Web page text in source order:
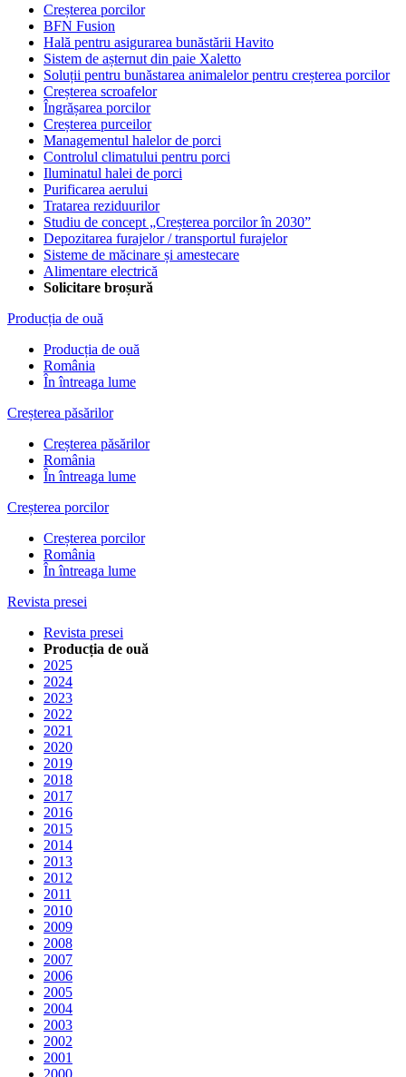
Creșterea porcilor
BFN Fusion
Hală pentru asigurarea bunăstării Havito
Sistem de așternut din paie Xaletto
Soluții pentru bunăstarea animalelor pentru creșterea porcilor
Creșterea scroafelor
Îngrășarea porcilor
Creșterea purceilor
Managementul halelor de porci
Controlul climatului pentru porci
Iluminatul halei de porci
Purificarea aerului
Tratarea reziduurilor
Studiu de concept „Creșterea porcilor în 2030”
Depozitarea furajelor / transportul furajelor
Sisteme de măcinare și amestecare
Alimentare electrică
Solicitare broșură
Producția de ouă
Producția de ouă
România
În întreaga lume
Creșterea păsărilor
Creșterea păsărilor
România
În întreaga lume
Creșterea porcilor
Creșterea porcilor
România
În întreaga lume
Revista presei
Revista presei
Producția de ouă
2025
2024
2023
2022
2021
2020
2019
2018
2017
2016
2015
2014
2013
2012
2011
2010
2009
2008
2007
2006
2005
2004
2003
2002
2001